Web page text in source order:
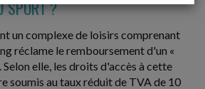
SPORT ?
un complexe de loisirs comprenant
réclame le remboursement d'un «
elle, les droits d'accès à cette
soumis au taux réduit de TVA de 10